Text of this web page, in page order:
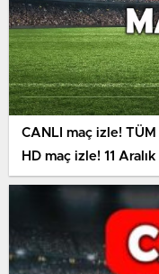
CANLI maç izle!
HD maç izle! 11